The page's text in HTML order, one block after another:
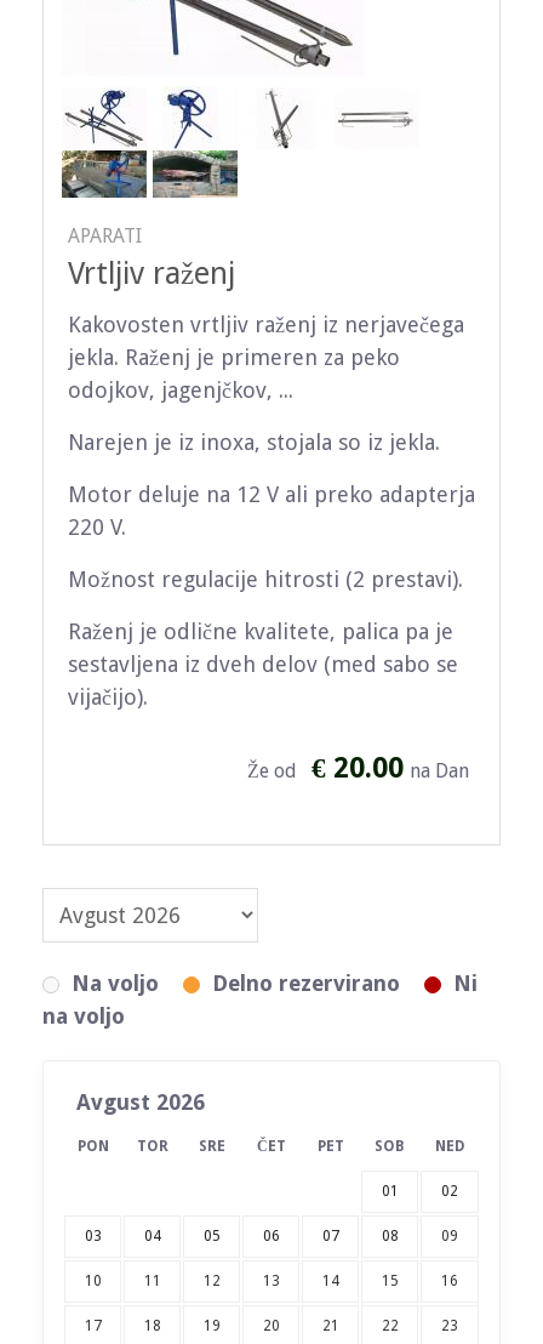
APARATI
Vrtljiv raženj
Kakovosten vrtljiv raženj iz nerjavečega
jekla. Raženj je primeren za peko
odojkov, jagenjčkov, ...
Narejen je iz inoxa, stojala so iz jekla.
Motor deluje na 12 V ali preko adapterja
220 V.
Možnost regulacije hitrosti (2 prestavi).
Raženj je odlične kvalitete, palica pa je
sestavljena iz dveh delov (med sabo se
vijačijo).
Že od € 20.00 na Dan
Na voljo Delno rezervirano
Ni
na voljo
Avgust 2026
PON TOR SRE ČET PET SOB NED
01 02
03 04 05 06 07 08 09
10 11 12 13 14 15 16
17 18 19 20 21 22 23